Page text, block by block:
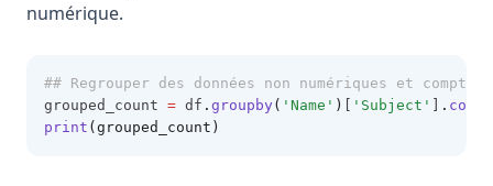
numérique.
## Regrouper des données non numériques et compter
grouped_count = df . groupby ( 'Name' ) 'Subject' . count
print (grouped_count)